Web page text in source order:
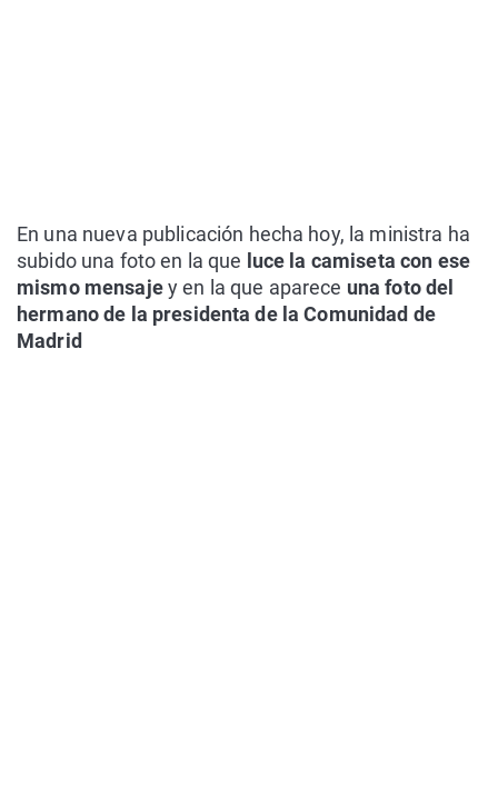
En una nueva publicación hecha hoy, la ministra ha
subido una foto en la que luce la camiseta con ese
mismo mensajey en la que aparece una foto del
hermano de la presidenta de la Comunidad de
Madrid